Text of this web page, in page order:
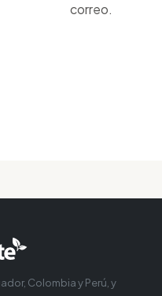
correo.
Colombia y Perú, y